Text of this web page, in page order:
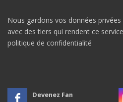
Nous gardons vos données
avec des tiers qui rendent ce
politique de confidentialité
Devenez Fan